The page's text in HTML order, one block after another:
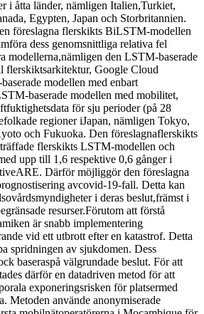
i åtta länder, nämligen Italien,Turkiet,
Egypten, Japan och Storbritannien.
föreslagna flerskikts BiLSTM-modellen
dess genomsnittliga relativa fel
modellerna,nämligen den LSTM-baserade
flerskiktsarkitektur, Google Cloud
modellen med enbart
baserade modellen med mobilitet,
för sju perioder (på 28
regioner iJapan, nämligen Tokyo,
och Fukuoka. Den föreslagnaflerskikts
flerskikts LSTM-modellen och
upp till 1,6 respektive 0,6 gånger i
Därför möjliggör den föreslagna
avcovid-19-fall. Detta kan
i deras beslut,främst i
resurser.Förutom att förstå
är snabb implementering
vid ett utbrott efter en katastrof. Detta
spridningen av sjukdomen. Dess
baseraspå välgrundade beslut. För att
därför en datadriven metod för att
exponeringsrisken för platsermed
Metoden använde anonymiserade